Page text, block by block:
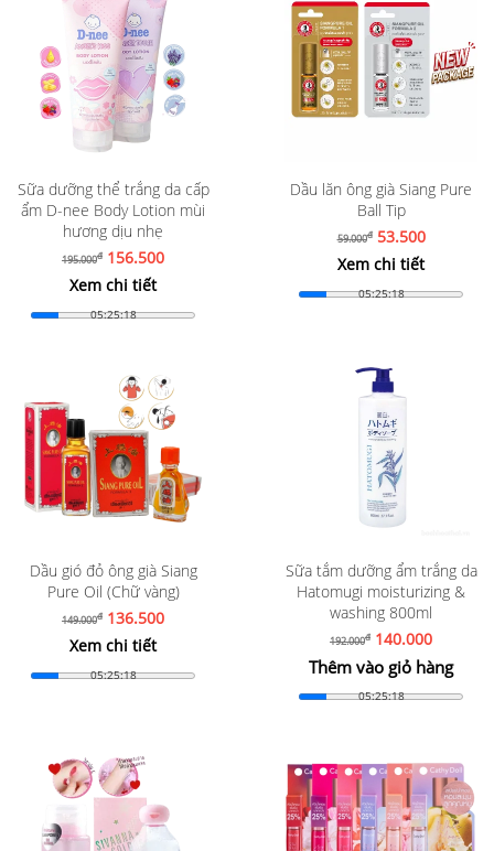
Sữa dưỡng thể trắng da cấp
ẩm D-nee Body Lotion mùi
hương dịu nhẹ
195.000đ 156.500
Xem chi tiết
05:25:16
Dầu lăn ông già Siang Pure
Ball Tip
59.000đ53.500
Xem chi tiết
05:25:16
Dầu gió đỏ ông già Siang
Pure Oil (Chữ vàng)
149.000đ 136.500
Xem chi tiết
05:25:16
Sữa tắm dưỡng ẩm trắng da
Hatomugi moisturizing &
washing 800ml
192.000đ 140.000
Thêm vào giỏ hàng
05:25:16